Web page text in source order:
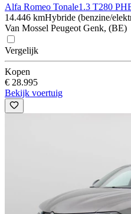
Alfa Romeo Tonale1.3 T280
14.446 kmHybride (benzine/
Van Mossel Peugeot Genk, (BE)
Vergelijk
Kopen
€ 28.995
Bekijk voertuig